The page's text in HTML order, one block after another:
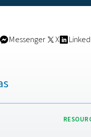
om
Vilken ska du välja?